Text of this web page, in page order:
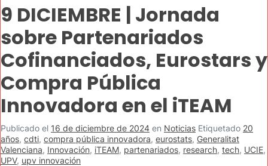
9 DICIEMBRE | Jornada
sobre Partenariados
Cofinanciados, Eurostars y
Compra Pública
Innovadora en el iTEAM
Publicado el 16 de diciembre de 2024 en Noticias Etiquetado 20
años, cdti, compra pública innovadora, eurostats, Generalitat
Valenciana, Innovación, iTEAM, partenariados, research, tech, UCIE,
UPV, upv innovación